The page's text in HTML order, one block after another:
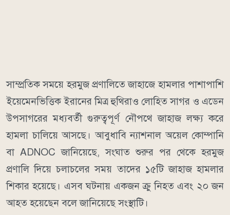
সাম্প্রতিক সময়ে হরমুজ প্রণালিতে জাহাজে হামলার পাশাপাশি
ইয়েমেনভিত্তিক ইরানের মিত্র হুথিরাও লোহিত সাগর ও এডেন
উপসাগরের মধ্যবর্তী গুরুত্বপূর্ণ নৌপথে জাহাজ লক্ষ্য করে
হামলা চালিয়ে আসছে।আবুধাবি ন্যাশনাল অয়েল কোম্পানি
বা ADNOC জানিয়েছে, সংঘাত শুরুর পর থেকে হরমুজ
প্রণালি দিয়ে চলাচলের সময় তাদের ১৫টি জাহাজ হামলার
শিকার হয়েছে। এসব ঘটনায় একজন ক্রু নিহত এবং ২০ জন
আহত হয়েছেন বলে জানিয়েছে সংস্থাটি।